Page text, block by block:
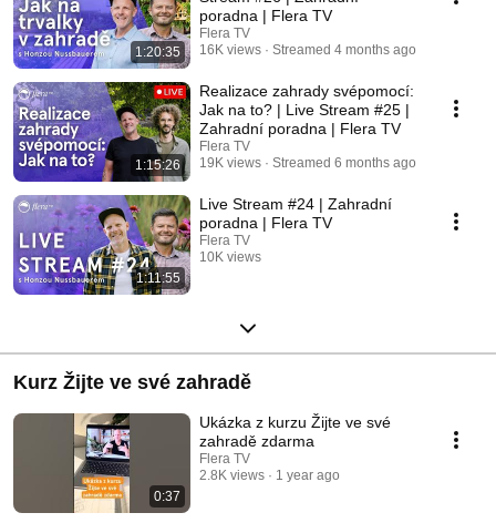
1:20:35
poradna | Flera TV
Flera TV
16K views
Streamed 4 months ago
1:15:26
Realizace zahrady svépomocí:
Jak na to? | Live Stream #25 |
Zahradní poradna | Flera TV
Flera TV
19K views
Streamed 6 months ago
1:11:55
Live Stream #24 | Zahradní
poradna | Flera TV
Flera TV
10K views
Kurz Žijte ve své zahradě
0:37
Ukázka z kurzu Žijte ve své
zahradě zdarma
Flera TV
2.8K views
1 year ago